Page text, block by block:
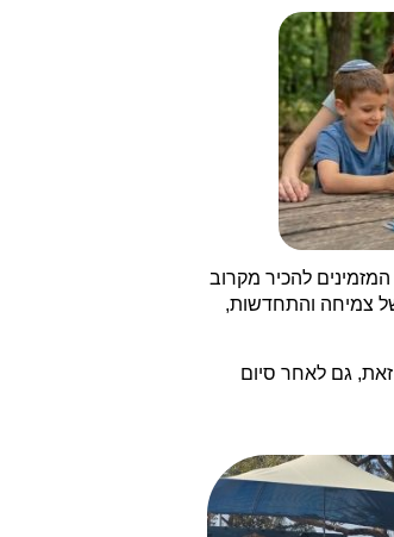
המזמינים להכיר מקרוב
צמיחה והתחדשות,
גם לאחר סיום